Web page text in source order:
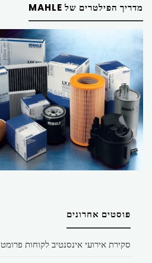
מדריך הפילטרים של MAHLE
פוסטים אחרונים
סקירת אירועי אינסנטיב לקוחות פרומט 2010-2019